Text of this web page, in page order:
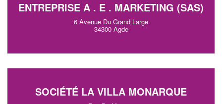
ENTREPRISE A . E . MARKETING (SAS)
6 Avenue Du Grand Large
34300 Agde
SOCIÉTÉ LA VILLA MONARQUE